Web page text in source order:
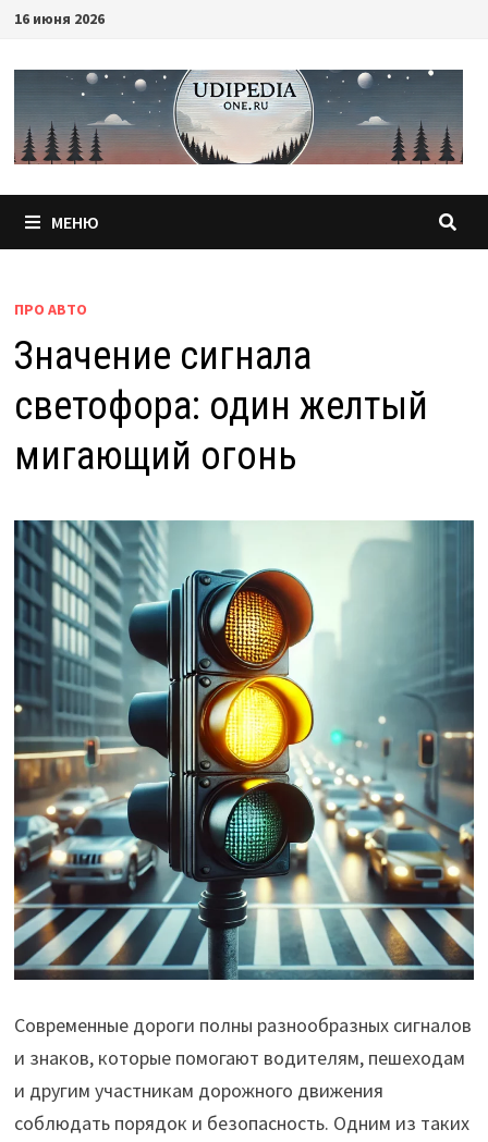
Перейти
содержимому
16 июня 2026
МЕНЮ
ПРО АВТО
Значение сигнала
светофора: один желтый
мигающий огонь
Современные дороги полны разнообразных сигналов
и знаков, которые помогают водителям, пешеходам
и другим участникам дорожного движения
соблюдать порядок и безопасность. Одним из таких